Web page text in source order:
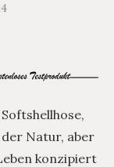
Natur, aber
konzipiert